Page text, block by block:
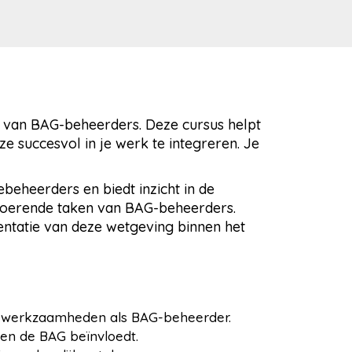
BAG-beheerders. Deze cursus helpt
succesvol in je werk te integreren. Je
en biedt inzicht in de
taken van BAG-beheerders.
van deze wetgeving binnen het
als BAG-beheerder.
de BAG beïnvloedt.